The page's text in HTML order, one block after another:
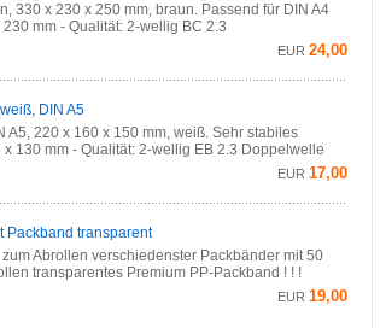
330 x 230 x 250 mm, braun. Passend für DIN A4
mm - Qualität: 2-wellig BC 2.3
EUR 24,00
DIN A5
A5, 220 x 160 x 150 mm, weiß. Sehr stabiles
130 mm - Qualität: 2-wellig EB 2.3 Doppelwelle
EUR 17,00
Packband transparent
Abrollen verschiedenster Packbänder mit 50
transparentes Premium PP-Packband ! ! !
EUR 19,00